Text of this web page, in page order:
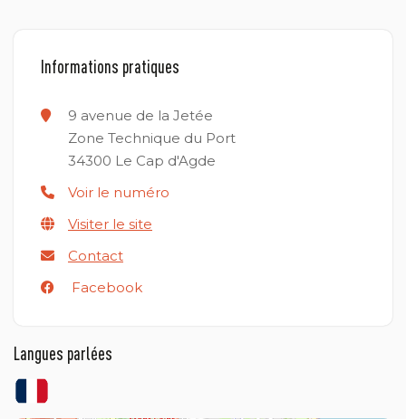
Informations pratiques
9 avenue de la Jetée
Zone Technique du Port
34300 Le Cap d'Agde
Voir le numéro
Visiter le site
Contact
Facebook
Langues parlées